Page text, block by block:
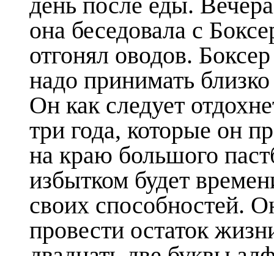
она беседовала с
отгонял оводов.
надо принимать
Он как следует
три года, которые он
на краю большого
избытком будет
своих способностей.
провести остаток